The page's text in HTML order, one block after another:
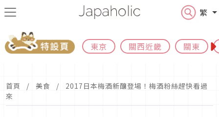
繁
東京 關西近畿 關東
首頁 美食
2017日本梅酒新釀登場！梅酒粉絲趕快看過
來